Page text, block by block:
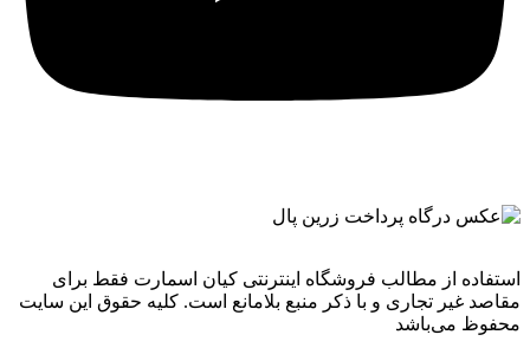
استفاده از مطالب فروشگاه اینترنتی کیان اسمارت فقط برای
مقاصد غیر تجاری و با ذکر منبع بلامانع است. کليه حقوق اين سايت
محفوظ می‌باشد